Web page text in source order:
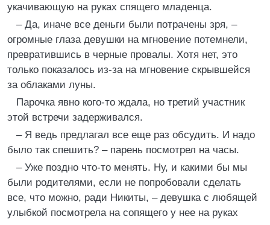
укачивающую на руках спящего младенца.
– Да, иначе все деньги были потрачены зря, –
огромные глаза девушки на мгновение потемнели,
превратившись в черные провалы. Хотя нет, это
только показалось из-за на мгновение скрывшейся
за облаками луны.
Парочка явно кого-то ждала, но третий участник
этой встречи задерживался.
– Я ведь предлагал все еще раз обсудить. И надо
было так спешить? – парень посмотрел на часы.
– Уже поздно что-то менять. Ну, и какими бы мы
были родителями, если не попробовали сделать
все, что можно, ради Никиты, – девушка с любящей
улыбкой посмотрела на сопящего у нее на руках